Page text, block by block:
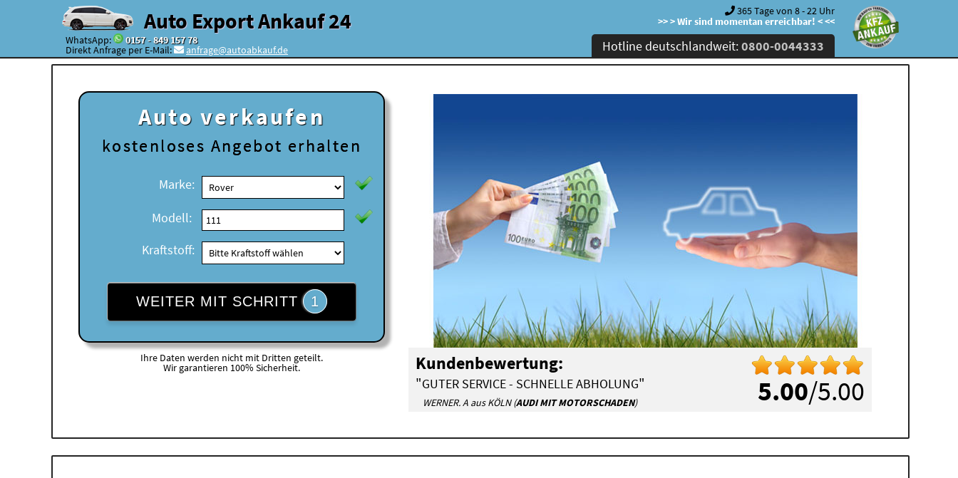
Auto Export Ankauf 24
WhatsApp: 0157 - 849 157 78
Direkt Anfrage per E-Mail: anfrage@autoabkauf.de
365 Tage von 8 - 22 Uhr
>> > Wir sind momentan erreichbar! < <<
Hotline deutschlandweit:0800-0044333
Auto verkaufen
kostenloses Angebot erhalten
Marke:
Modell:
Kraftstoff:
WEITER MIT SCHRITT 1
Ihre Daten werden nicht mit Dritten geteilt.
Wir garantieren 100% Sicherheit.
5.00/5.00
Kundenbewertung:
"GUTER SERVICE - SCHNELLE ABHOLUNG"
WERNER. A aus KÖLN (AUDI MIT MOTORSCHADEN)